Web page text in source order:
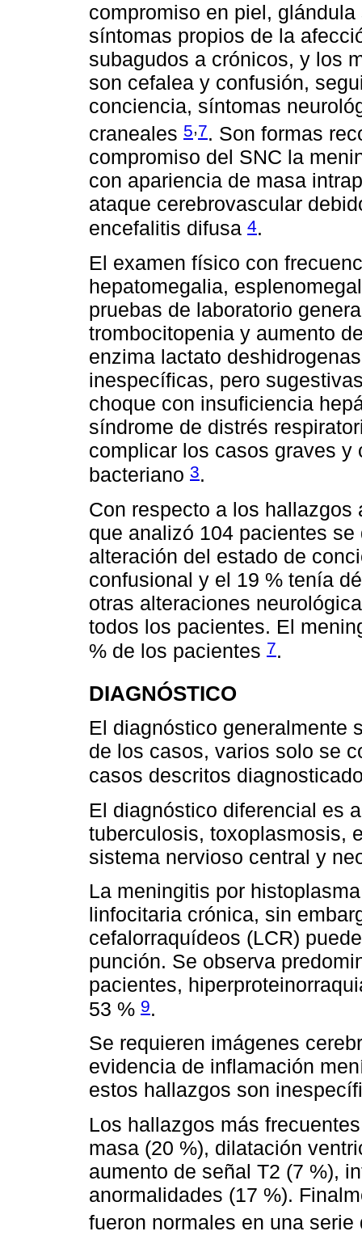
compromiso en piel,
síntomas propios de la
subagudos a crónicos, y los
son cefalea y confusión,
conciencia, síntomas
craneales 5,7. Son formas
compromiso del SNC la
con apariencia de masa
ataque cerebrovascular
encefalitis difusa 4.
El examen físico con
hepatomegalia,
pruebas de laboratorio
trombocitopenia y aumento
enzima lactato
inespecíficas, pero
choque con insuficiencia
síndrome de distrés
complicar los casos graves
bacteriano 3.
Con respecto a los
que analizó 104 pacientes
alteración del estado de
confusional y el 19 % tenía
otras alteraciones
todos los pacientes. El
% de los pacientes 7.
DIAGNÓSTICO
El diagnóstico generalmente
de los casos, varios solo se
casos descritos
El diagnóstico diferencial es
tuberculosis, toxoplasmosis,
sistema nervioso central y
La meningitis por
linfocitaria crónica, sin
cefalorraquídeos (LCR)
punción. Se observa
pacientes,
53 % 9.
Se requieren imágenes
evidencia de inflamación
estos hallazgos son
Los hallazgos más
masa (20 %), dilatación
aumento de señal T2 (7 %),
anormalidades (17 %).
fueron normales en una